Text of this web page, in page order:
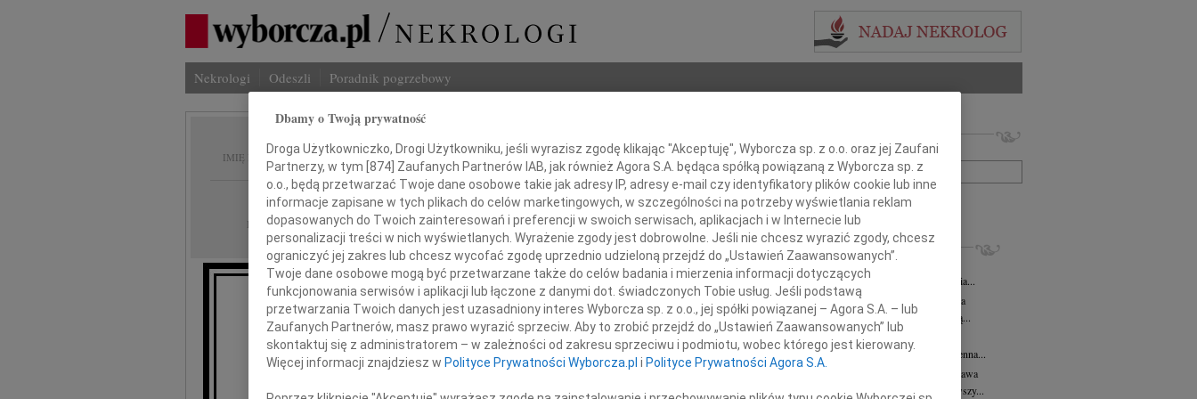
Nekrologi Odeszli Poradnik pogrzebowy
IMIĘ I NAZWISKO: Jan Nassalski
REGION: Warszawa
DATA EMISJI: 11.08.2009
Z ogromnym smutkiem
i poczuciem nieodżałowanej straty żegnamy
Imię i nazwisko lub numer ogłoszenia:
+ szukanie zaawansowane
INNE NEKROLOGI
Asia Kułakowska 07.08.2026
Asia Kułakowska 8 czerwca 1984 - 9 sierpnia...
Małgorzata Kościelska
Warszawa
Z żalem żegnam prof. Małgorzatę Kościelską...
Janusz Goetze
07.08.2026
Janusz Goetze adwokat 9 lat bez Ciebie Bożenna...
Wacława Stec-Myśliwska
Warszawa
W dniu 4 sierpnia 2026 roku zmarła przeżywszy...
Dbamy o Twoją prywatność
Droga Użytkowniczko, Drogi Użytkowniku, jeśli wyrazisz zgodę klikając "Akceptuję", Wyborcza sp. z o.o. oraz jej Zaufani
Partnerzy, w tym [874] Zaufanych Partnerów IAB, jak również Agora S.A. będąca spółką powiązaną z Wyborcza sp. z
o.o., będą przetwarzać Twoje dane osobowe takie jak adresy IP, adresy e-mail czy identyfikatory plików cookie lub inne
informacje zapisane w tych plikach do celów marketingowych, w szczególności na potrzeby wyświetlania reklam
dopasowanych do Twoich zainteresowań i preferencji w swoich serwisach, aplikacjach i w Internecie lub
personalizacji treści w nich wyświetlanych. Wyrażenie zgody jest dobrowolne. Jeśli nie chcesz wyrazić zgody, chcesz
ograniczyć jej zakres lub chcesz wycofać zgodę uprzednio udzieloną przejdź do „Ustawień Zaawansowanych”.
Twoje dane osobowe mogą być przetwarzane także do celów badania i mierzenia informacji dotyczących
funkcjonowania serwisów i aplikacji lub łączone z danymi dot. świadczonych Tobie usług. Jeśli podstawą
przetwarzania Twoich danych jest uzasadniony interes Wyborcza sp. z o.o., jej spółki powiązanej – Agora S.A. – lub
Zaufanych Partnerów, masz prawo wyrazić sprzeciw. Aby to zrobić przejdź do „Ustawień Zaawansowanych” lub
skontaktuj się z administratorem – w zależności od zakresu sprzeciwu i podmiotu, wobec którego jest kierowany.
Więcej informacji znajdziesz w Polityce Prywatności Wyborcza.pl i Polityce Prywatności Agora S.A.